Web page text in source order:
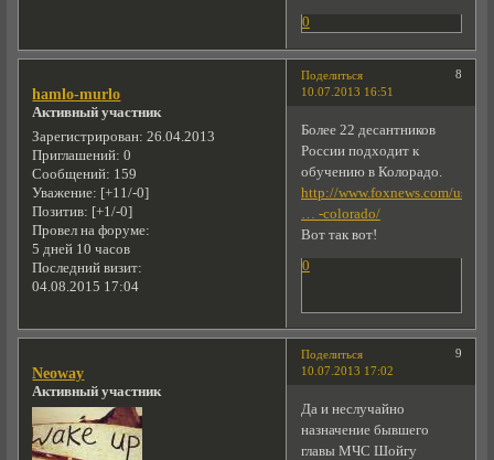
0
Поделиться
8
10.07.2013 16:51
hamlo-murlo
Активный участник
Зарегистрирован: 26.04.2013
Приглашений: 0
Сообщений: 159
Уважение: [+11/-0]
Позитив: [+1/-0]
Провел на форуме:
5 дней 10 часов
Последний визит:
04.08.2015 17:04
Более 22 десантников
России подходит к
обучению в Колорадо.
http://www.foxnews.com/us/
… -colorado/
Вот так вот!
0
Поделиться
9
10.07.2013 17:02
Neoway
Активный участник
Да и неслучайно
назначение бывшего
главы МЧС Шойгу